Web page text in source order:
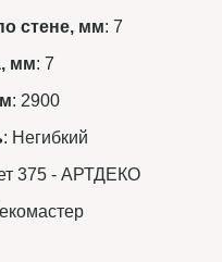
стене, мм: 7
мм: 7
: 2900
: Негибкий
375 - АРТДЕКО